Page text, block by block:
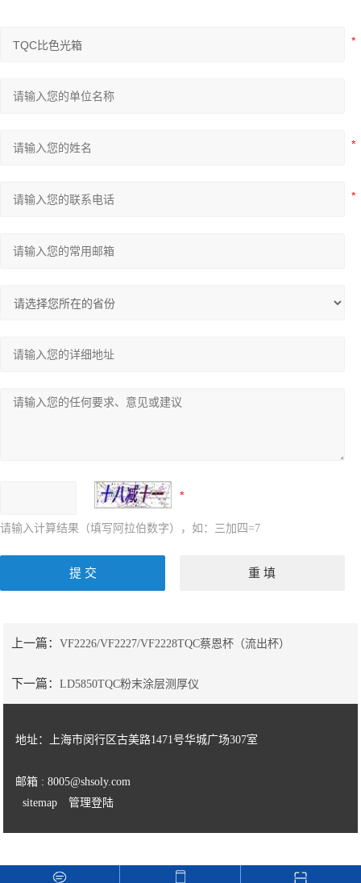
请输入计算结果（填写阿拉伯数字），如：三加四=7
上一篇：VF2226/VF2227/VF2228TQC蔡恩杯（流出杯）
下一篇：LD5850TQC粉末涂层测厚仪
地址：上海市闵行区古美路1471号华城广场307室
邮箱 : 8005@shsoly.com
sitemap
管理登陆